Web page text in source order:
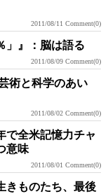
2011/08/11 Comment(0)
」』：脳は語る
2011/08/09 Comment(0)
術と科学のあい
2011/08/02 Comment(0)
で全米記憶力チャ
意味
2011/08/01 Comment(0)
きものたち、最後